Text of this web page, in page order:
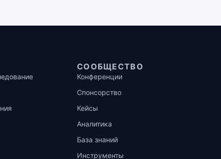
СООБЩЕСТВО
Конференции
Спонсорство
Кейсы
Аналитика
База знаний
Инструменты